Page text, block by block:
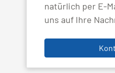
natürlich per E-
uns auf Ihre